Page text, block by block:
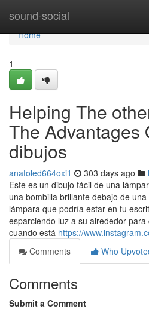
sound-social
Home
Home
1
Helping The
The Advantages
dibujos
anatoled664oxi1 303 days ago
Este es un dibujo fácil de una
una bombilla brillante debajo de
lámpara que podría estar en tu
esparciendo luz a su alrededor
cuando está https://
Comments
Who
Comments
Submit a Comment